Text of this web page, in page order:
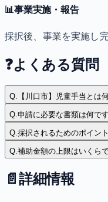
📊事業実施・報告
採択後、事業を実施し
❓よくある質問
Q. 【川口市】児童手当とは
Q.申請に必要な書類は何で
Q.採択されるためのポイン
Q.補助金額の上限はいくら
📄 詳細情報